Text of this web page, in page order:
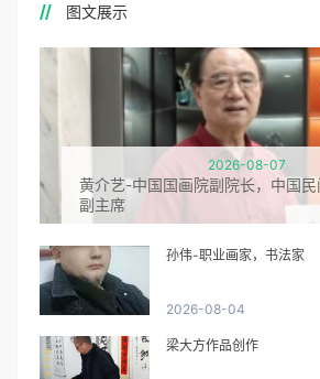
图文展示
2026-08-07
黄介艺-中国国画院副院长，中国
副主席
孙伟-职业画家，书法家
2026-08-04
梁大方作品创作